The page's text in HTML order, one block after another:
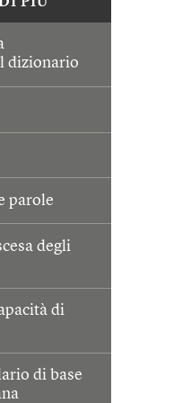
dizionario
parole
degli
di
di base